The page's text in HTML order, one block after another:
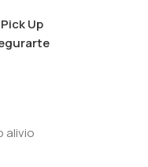
Up
alivio